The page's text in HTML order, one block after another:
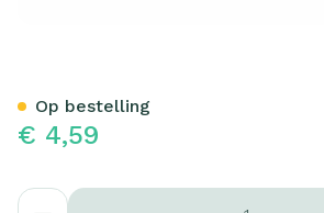
€ 4,59
Aantal
Op bestelling